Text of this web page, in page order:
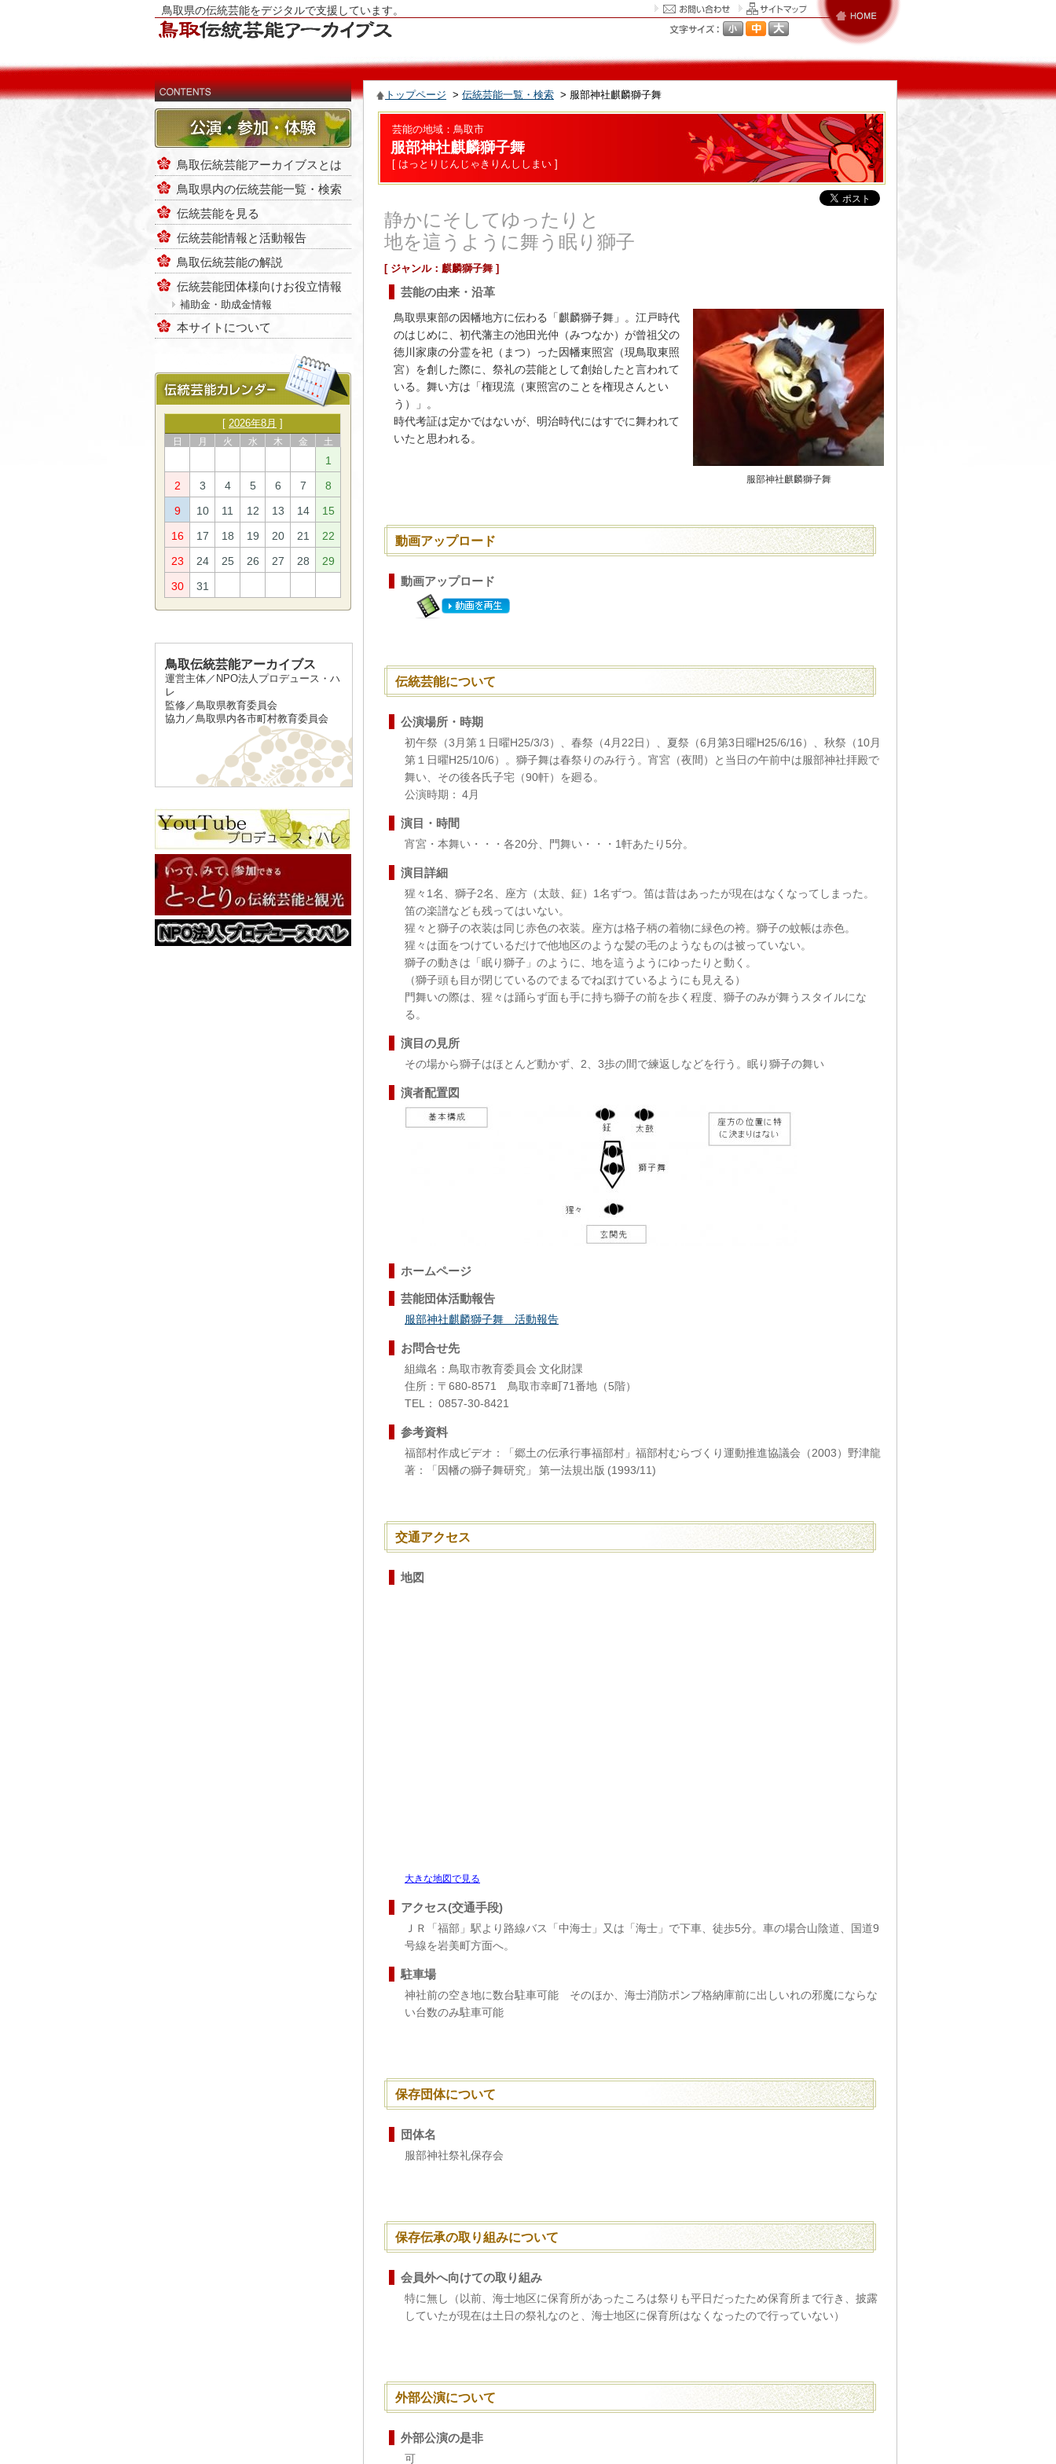
鳥取県の伝統芸能をデジタルで支援しています。
鳥取伝統芸能アーカイブスとは
鳥取県内の伝統芸能一覧・検索
伝統芸能を見る
伝統芸能情報と活動報告
鳥取伝統芸能の解説
伝統芸能団体様向けお役立情報
補助金・助成金情報
本サイトについて
[ 2026年8月 ]
日 月 火 水 木 金 土
1
2
3 4 5 6 7
8
9
10 11 12 13 14
15
16
17 18 19 20 21
22
23
24 25 26 27 28
29
30
31
鳥取伝統芸能アーカイブス
運営主体／NPO法人プロデュース・ハ
レ
監修／鳥取県教育委員会
協力／鳥取県内各市町村教育委員会
トップページ > 伝統芸能一覧・検索 > 服部神社麒麟獅子舞
芸能の地域：鳥取市
服部神社麒麟獅子舞
[ はっとりじんじゃきりんししまい ]
静かにそしてゆったりと
地を這うように舞う眠り獅子
[ ジャンル：麒麟獅子舞 ]
芸能の由来・沿革
服部神社麒麟獅子舞
鳥取県東部の因幡地方に伝わる「麒麟獅子舞」。江戸時代
のはじめに、初代藩主の池田光仲（みつなか）が曾祖父の
徳川家康の分霊を祀（まつ）った因幡東照宮（現鳥取東照
宮）を創した際に、祭礼の芸能として創始したと言われて
いる。舞い方は「権現流（東照宮のことを権現さんとい
う）」。
時代考証は定かではないが、明治時代にはすでに舞われて
いたと思われる。
動画アップロード
動画アップロード
伝統芸能について
公演場所・時期
初午祭（3月第１日曜H25/3/3）、春祭（4月22日）、夏祭（6月第3日曜H25/6/16）、秋祭（10月
第１日曜H25/10/6）。獅子舞は春祭りのみ行う。宵宮（夜間）と当日の午前中は服部神社拝殿で
舞い、その後各氏子宅（90軒）を廻る。
公演時期： 4月
演目・時間
宵宮・本舞い・・・各20分、門舞い・・・1軒あたり5分。
演目詳細
猩々1名、獅子2名、座方（太鼓、鉦）1名ずつ。笛は昔はあったが現在はなくなってしまった。
笛の楽譜なども残ってはいない。
猩々と獅子の衣装は同じ赤色の衣装。座方は格子柄の着物に緑色の袴。獅子の蚊帳は赤色。
猩々は面をつけているだけで他地区のような髪の毛のようなものは被っていない。
獅子の動きは「眠り獅子」のように、地を這うようにゆったりと動く。
（獅子頭も目が閉じているのでまるでねぼけているようにも見える）
門舞いの際は、猩々は踊らず面も手に持ち獅子の前を歩く程度、獅子のみが舞うスタイルにな
る。
演目の見所
その場から獅子はほとんど動かず、2、3歩の間で練返しなどを行う。眠り獅子の舞い
演者配置図
ホームページ
芸能団体活動報告
服部神社麒麟獅子舞 活動報告
お問合せ先
組織名：鳥取市教育委員会 文化財課
住所：〒680-8571 鳥取市幸町71番地（5階）
TEL： 0857-30-8421
参考資料
福部村作成ビデオ：「郷土の伝承行事福部村」福部村むらづくり運動推進協議会（2003）野津龍
著：「因幡の獅子舞研究」 第一法規出版 (1993/11)
交通アクセス
地図
大きな地図で見る
アクセス(交通手段)
ＪＲ「福部」駅より路線バス「中海士」又は「海士」で下車、徒歩5分。車の場合山陰道、国道9
号線を岩美町方面へ。
駐車場
神社前の空き地に数台駐車可能 そのほか、海士消防ポンプ格納庫前に出しいれの邪魔にならな
い台数のみ駐車可能
保存団体について
団体名
服部神社祭礼保存会
保存伝承の取り組みについて
会員外へ向けての取り組み
特に無し（以前、海士地区に保育所があったころは祭りも平日だったため保育所まで行き、披露
していたが現在は土日の祭礼なのと、海士地区に保育所はなくなったので行っていない）
外部公演について
外部公演の是非
可